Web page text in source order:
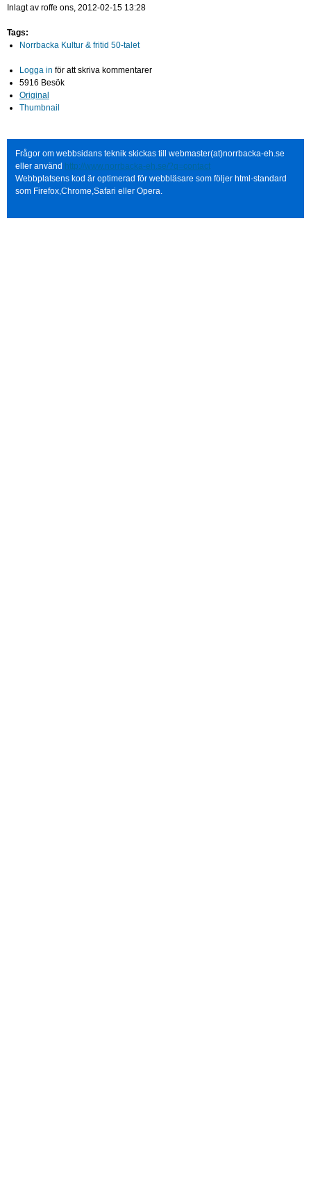
Inlagt av roffe ons, 2012-02-15 13:28
Tags:
Norrbacka Kultur & fritid 50-talet
Logga in för att skriva kommentarer
5916 Besök
Original
Thumbnail
Frågor om webbsidans teknik skickas till webmaster(at)norrbacka-eh.se
eller använd http://www.norrbacka-eh.se/?q=contact
Webbplatsens kod är optimerad för webbläsare som följer html-standard
som Firefox,Chrome,Safari eller Opera.